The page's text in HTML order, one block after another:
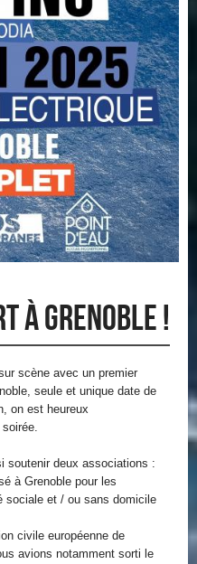
à Grenoble !
scène avec un premier
seule et unique date de
on est heureux
soutenir deux associations :
à Grenoble pour les
sociale et / ou sans domicile
civile européenne de
avions notamment sorti le